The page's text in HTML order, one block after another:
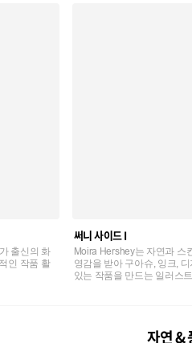
출신의 화
인 작품 활
써니 사이드 I
Moira Hershey는 자연과 스
영감을 받아 구아슈, 잉크,
있는 작품을 만드는 일러스
자연 &